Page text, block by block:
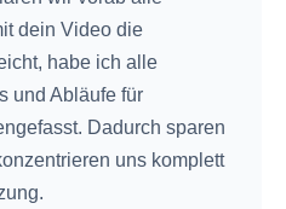
dein Video die
habe ich alle
und Abläufe für
Dadurch sparen
uns komplett